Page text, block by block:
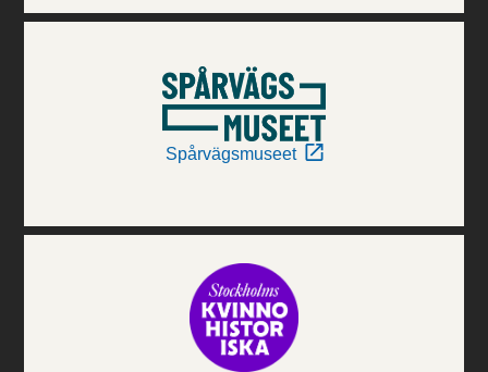
Spårvägsmuseet